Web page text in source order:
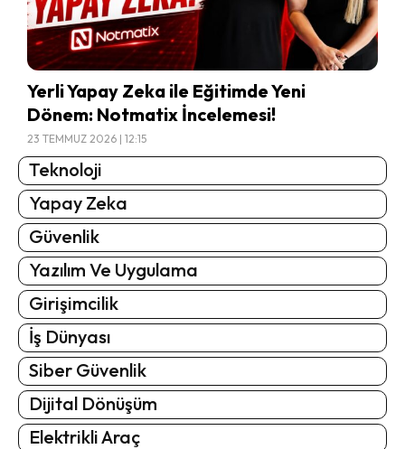
Yerli Yapay Zeka ile Eğitimde Yeni
Dönem: Notmatix İncelemesi!
23 TEMMUZ 2026 | 12:15
Teknoloji
Yapay Zeka
Güvenlik
Yazılım Ve Uygulama
Girişimcilik
İş Dünyası
Siber Güvenlik
Dijital Dönüşüm
Elektrikli Araç